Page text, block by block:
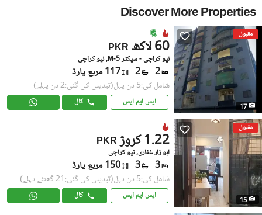
Discover More Properties
مقبول
17
PKR 60 لاکھ
نیو کراچی - سیکٹر 5-M, نیو کراچی
2
2 117 مربع یارڈ
شامل کی:5 دن پہل (تبدیلی کی گئی:2 دن پہلے)
ایس ایم ایس کال
مقبول
15
PKR 1.22 کروڑ
ابو زار غفاری, نیو کراچی
3
3 150 مربع یارڈ
شامل کی:5 دن پہل (تبدیلی کی گئی:21 گھنٹے پہلے)
ایس ایم ایس کال